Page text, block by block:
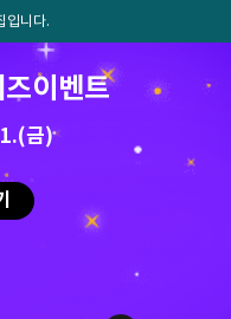
입니다.
이벤트
금)